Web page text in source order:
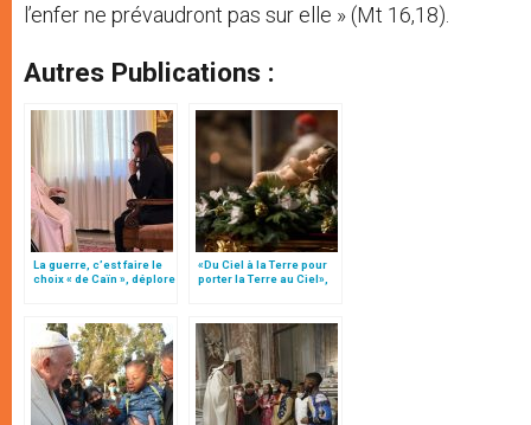
l’enfer ne prévaudront pas sur elle » (Mt 16,18).
Autres Publications :
La guerre, c’est faire le
choix « de Caïn », déplore
«Du Ciel à la Terre pour
porter la Terre au Ciel»,